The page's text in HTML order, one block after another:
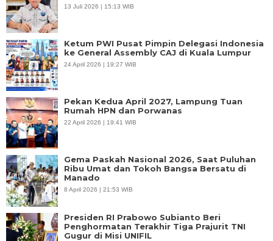
13 Juli 2026 | 15:13 WIB
Ketum PWI Pusat Pimpin Delegasi Indonesia
ke General Assembly CAJ di Kuala Lumpur
24 April 2026 | 19:27 WIB
Pekan Kedua April 2027, Lampung Tuan
Rumah HPN dan Porwanas
22 April 2026 | 19:41 WIB
Gema Paskah Nasional 2026, Saat Puluhan
Ribu Umat dan Tokoh Bangsa Bersatu di
Manado
8 April 2026 | 21:53 WIB
Presiden RI Prabowo Subianto Beri
Penghormatan Terakhir Tiga Prajurit TNI
Gugur di Misi UNIFIL